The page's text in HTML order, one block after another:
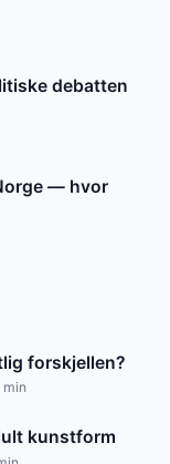
debatten
— hvor
forskjellen?
min
kunstform